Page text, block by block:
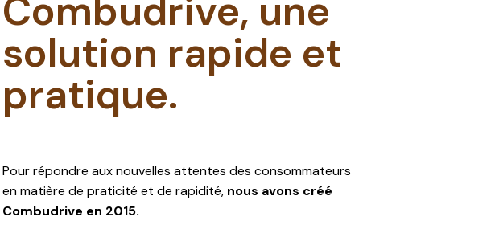
Combudrive, une
solution rapide et
pratique.
Pour répondre aux nouvelles attentes des consommateurs
en matière de praticité et de rapidité, nous avons créé
Combudrive en 2015.